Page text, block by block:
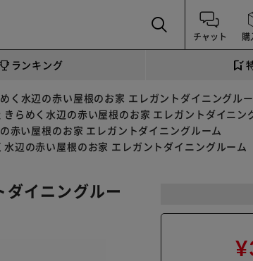
チャット 購
ランキング
く水辺の赤い屋根のお家 エレガントダイニングル
きらめく水辺の赤い屋根のお家 エレガントダイニン
赤い屋根のお家 エレガントダイニングルーム
辺の赤い屋根のお家 エレガントダイニングルーム
イニングルー